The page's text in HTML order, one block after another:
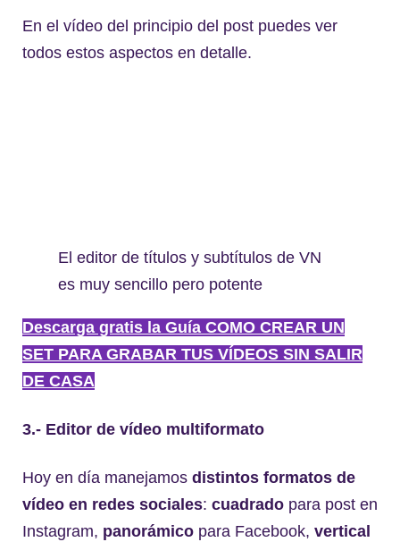
En el vídeo del principio del post puedes ver
todos estos aspectos en detalle.
El editor de títulos y subtítulos de VN
es muy sencillo pero potente
Descarga gratis la Guía COMO CREAR UN
SET PARA GRABAR TUS VÍDEOS SIN SALIR
DE CASA
3.- Editor de vídeo multiformato
Hoy en día manejamos distintos formatos de
vídeo en redes sociales: cuadrado para post en
Instagram, panorámico para Facebook, vertical